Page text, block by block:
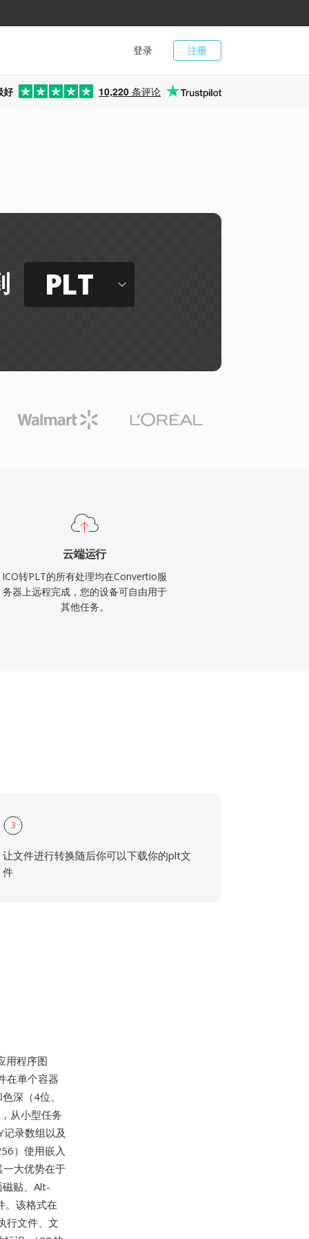
注册
登录
好 10,220 条评论
PLT
云端运行
ICO转PLT的所有处理均在Convertio服
务器上远程完成，您的设备可自由用于
其他任务。
3
让文件进行转换随后你可以下载你的plt文
件
用程序图
在单个容器
深（4位、
从小型任务
录数组以及
）使用嵌入
一大优势在于
贴、Alt-
。该格式在
行文件、文